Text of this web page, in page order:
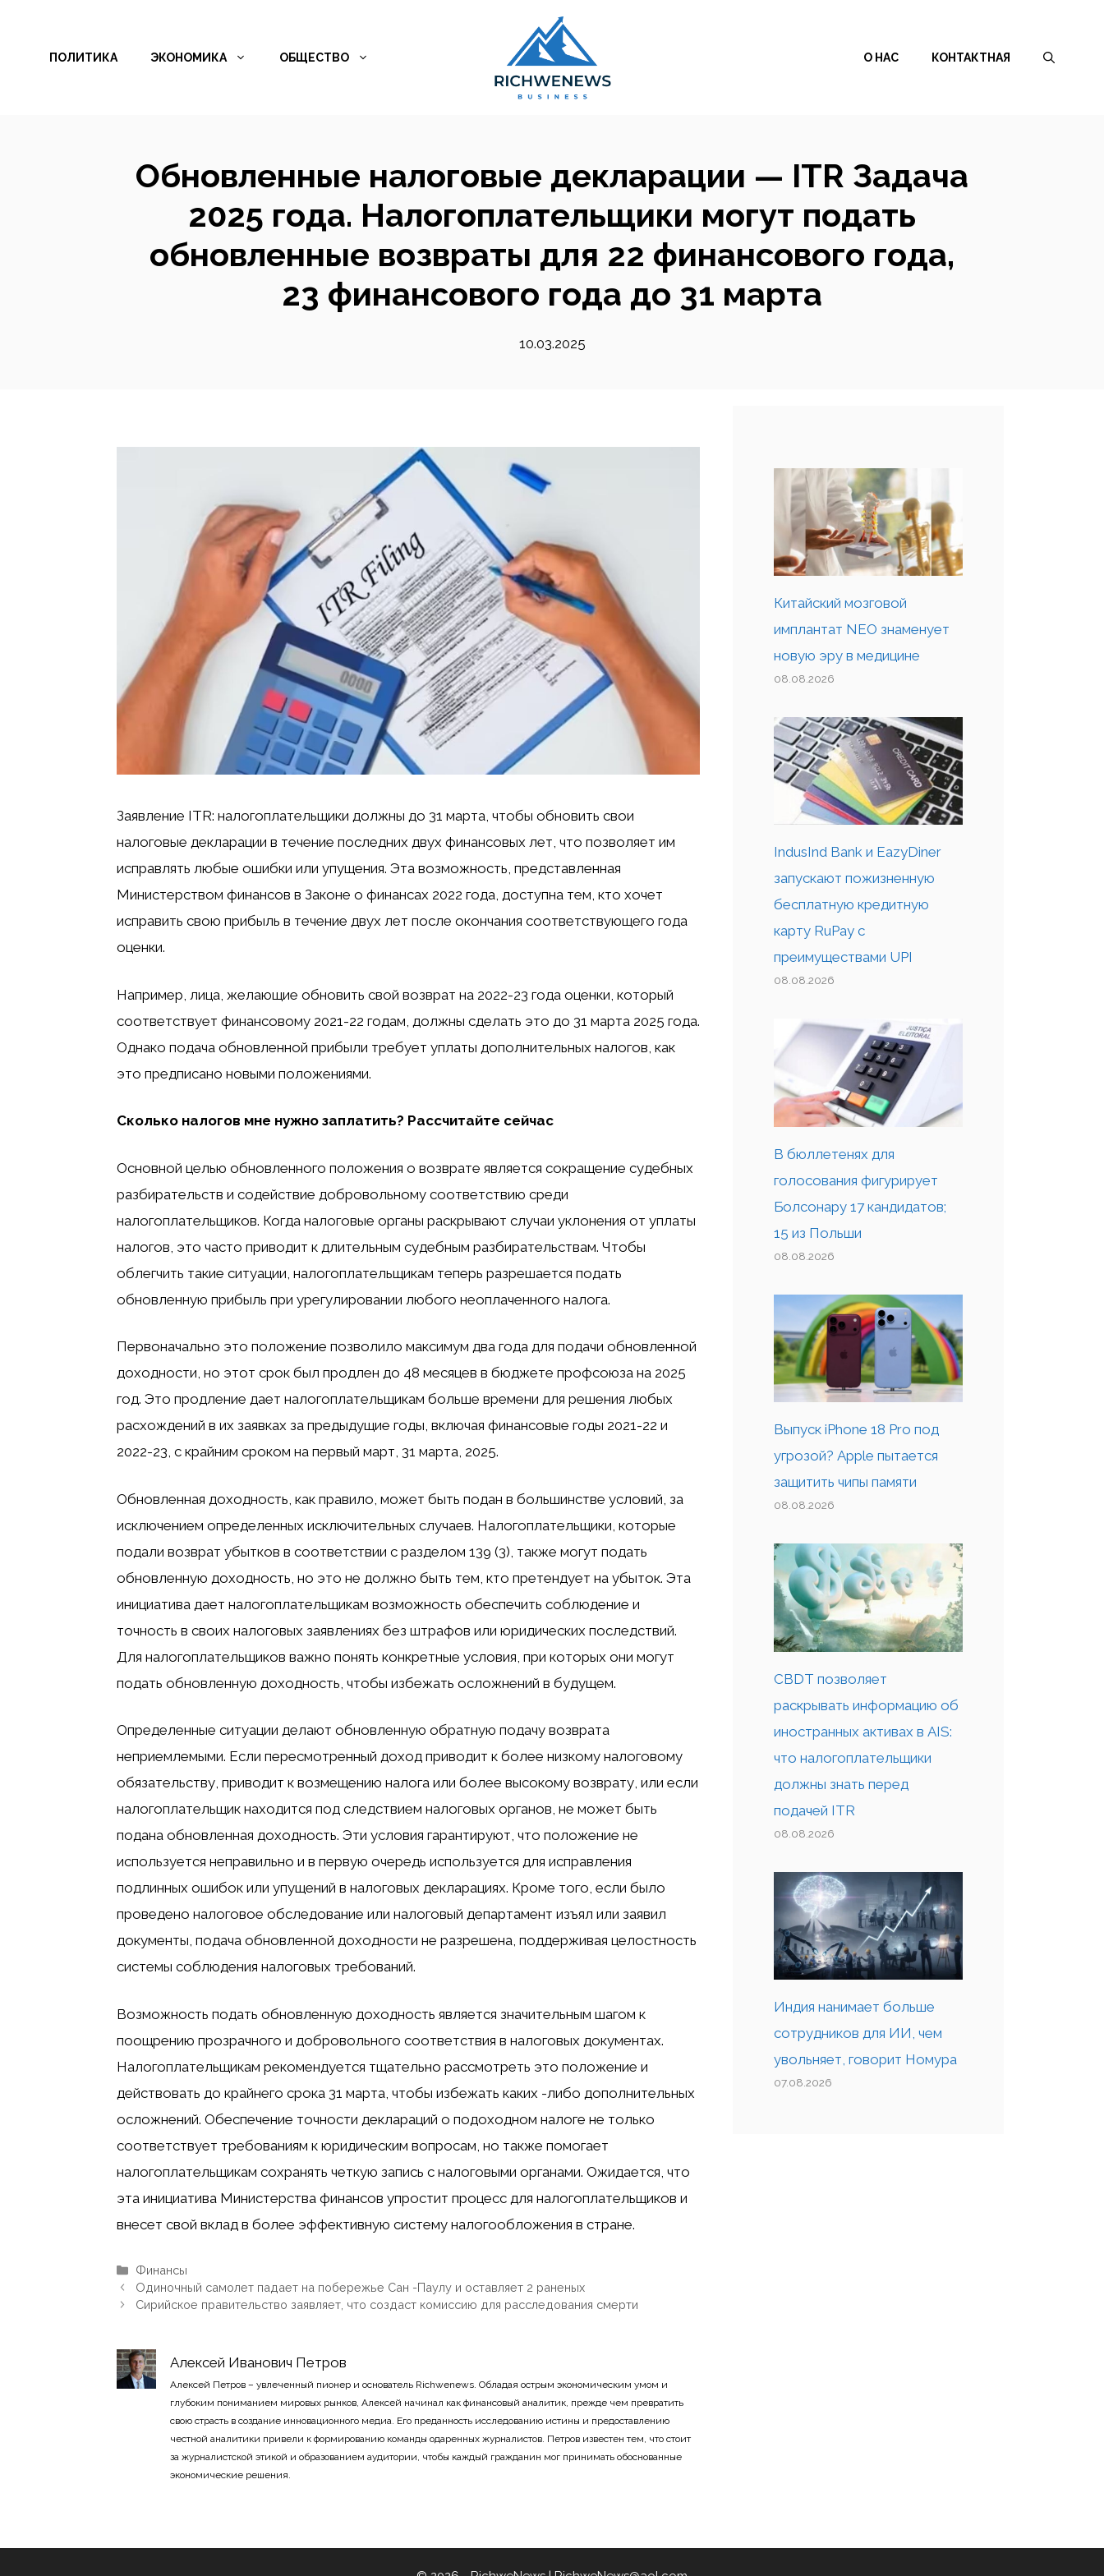
содержимому
ПОЛИТИКА ЭКОНОМИКА ОБЩЕСТВО О НАС КОНТАКТНАЯ
Обновленные налоговые декларации — ITR Задача
2025 года. Налогоплательщики могут подать
обновленные возвраты для 22 финансового года,
23 финансового года до 31 марта
10.03.2025
Заявление ITR: налогоплательщики должны до 31 марта, чтобы обновить свои
налоговые декларации в течение последних двух финансовых лет, что позволяет им
исправлять любые ошибки или упущения. Эта возможность, представленная
Министерством финансов в Законе о финансах 2022 года, доступна тем, кто хочет
исправить свою прибыль в течение двух лет после окончания соответствующего года
оценки.
Например, лица, желающие обновить свой возврат на 2022-23 года оценки, который
соответствует финансовому 2021-22 годам, должны сделать это до 31 марта 2025 года.
Однако подача обновленной прибыли требует уплаты дополнительных налогов, как
это предписано новыми положениями.
Сколько налогов мне нужно заплатить? Рассчитайте сейчас
Основной целью обновленного положения о возврате является сокращение судебных
разбирательств и содействие добровольному соответствию среди
налогоплательщиков. Когда налоговые органы раскрывают случаи уклонения от уплаты
налогов, это часто приводит к длительным судебным разбирательствам. Чтобы
облегчить такие ситуации, налогоплательщикам теперь разрешается подать
обновленную прибыль при урегулировании любого неоплаченного налога.
Первоначально это положение позволило максимум два года для подачи обновленной
доходности, но этот срок был продлен до 48 месяцев в бюджете профсоюза на 2025
год. Это продление дает налогоплательщикам больше времени для решения любых
расхождений в их заявках за предыдущие годы, включая финансовые годы 2021-22 и
2022-23, с крайним сроком на первый март, 31 марта, 2025.
Обновленная доходность, как правило, может быть подан в большинстве условий, за
исключением определенных исключительных случаев. Налогоплательщики, которые
подали возврат убытков в соответствии с разделом 139 (3), также могут подать
обновленную доходность, но это не должно быть тем, кто претендует на убыток. Эта
инициатива дает налогоплательщикам возможность обеспечить соблюдение и
точность в своих налоговых заявлениях без штрафов или юридических последствий.
Для налогоплательщиков важно понять конкретные условия, при которых они могут
подать обновленную доходность, чтобы избежать осложнений в будущем.
Определенные ситуации делают обновленную обратную подачу возврата
неприемлемыми. Если пересмотренный доход приводит к более низкому налоговому
обязательству, приводит к возмещению налога или более высокому возврату, или если
налогоплательщик находится под следствием налоговых органов, не может быть
подана обновленная доходность. Эти условия гарантируют, что положение не
используется неправильно и в первую очередь используется для исправления
подлинных ошибок или упущений в налоговых декларациях. Кроме того, если было
проведено налоговое обследование или налоговый департамент изъял или заявил
документы, подача обновленной доходности не разрешена, поддерживая целостность
системы соблюдения налоговых требований.
Возможность подать обновленную доходность является значительным шагом к
поощрению прозрачного и добровольного соответствия в налоговых документах.
Налогоплательщикам рекомендуется тщательно рассмотреть это положение и
действовать до крайнего срока 31 марта, чтобы избежать каких -либо дополнительных
осложнений. Обеспечение точности деклараций о подоходном налоге не только
соответствует требованиям к юридическим вопросам, но также помогает
налогоплательщикам сохранять четкую запись с налоговыми органами. Ожидается, что
эта инициатива Министерства финансов упростит процесс для налогоплательщиков и
внесет свой вклад в более эффективную систему налогообложения в стране.
Рубрики
Финансы
Одиночный самолет падает на побережье Сан -Паулу и оставляет 2 раненых
Сирийское правительство заявляет, что создаст комиссию для расследования смерти
Алексей Иванович Петров
Алексей Петров – увлеченный пионер и основатель Richwenews. Обладая острым экономическим умом и
глубоким пониманием мировых рынков, Алексей начинал как финансовый аналитик, прежде чем превратить
свою страсть в создание инновационного медиа. Его преданность исследованию истины и предоставлению
честной аналитики привели к формированию команды одаренных журналистов. Петров известен тем, что стоит
за журналистской этикой и образованием аудитории, чтобы каждый гражданин мог принимать обоснованные
экономические решения.
Китайский мозговой
имплантат NEO знаменует
новую эру в медицине
08.08.2026
IndusInd Bank и EazyDiner
запускают пожизненную
бесплатную кредитную
карту RuPay с
преимуществами UPI
08.08.2026
В бюллетенях для
голосования фигурирует
Болсонару 17 кандидатов;
15 из Польши
08.08.2026
Выпуск iPhone 18 Pro под
угрозой? Apple пытается
защитить чипы памяти
08.08.2026
CBDT позволяет
раскрывать информацию об
иностранных активах в AIS:
что налогоплательщики
должны знать перед
подачей ITR
08.08.2026
Индия нанимает больше
сотрудников для ИИ, чем
увольняет, говорит Номура
07.08.2026